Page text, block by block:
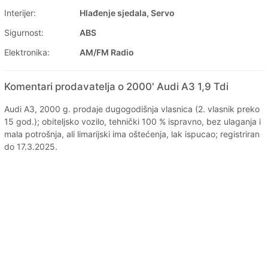
Interijer:
Hlađenje sjedala, Servo
Sigurnost:
ABS
Elektronika:
AM/FM Radio
Komentari prodavatelja o 2000' Audi A3 1,9 Tdi
Audi A3, 2000 g. prodaje dugogodišnja vlasnica (2. vlasnik preko
15 god.); obiteljsko vozilo, tehnički 100 % ispravno, bez ulaganja i
mala potrošnja, ali limarijski ima oštećenja, lak ispucao; registriran
do 17.3.2025.